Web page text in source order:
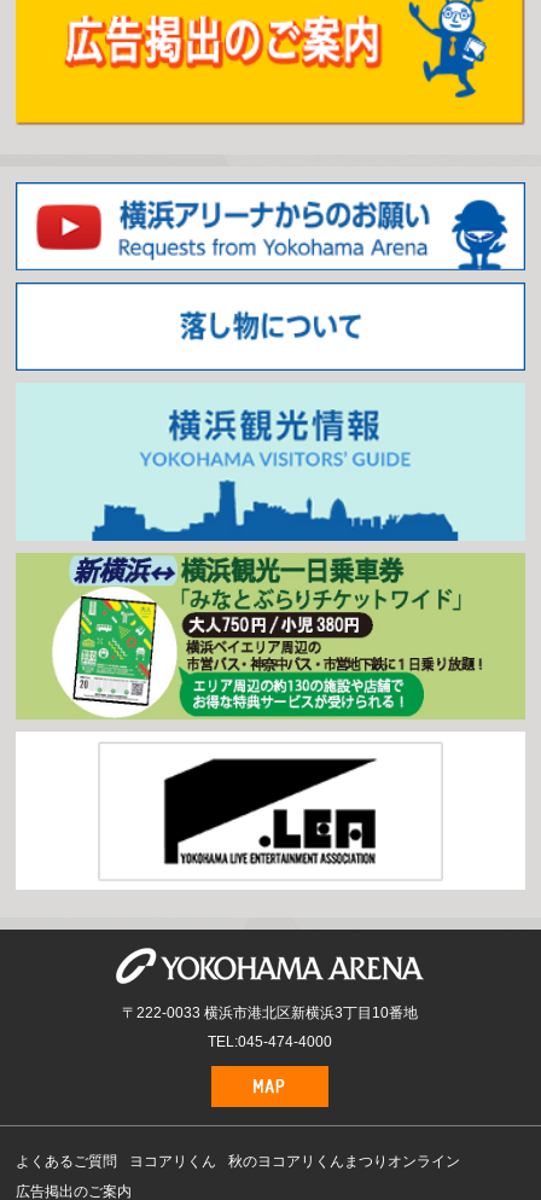
〒222-0033 横浜市港北区新横浜3丁目10番地
TEL:045-474-4000
よくあるご質問 ヨコアリくん
秋のヨコアリくんまつりオンライン
広告掲出のご案内